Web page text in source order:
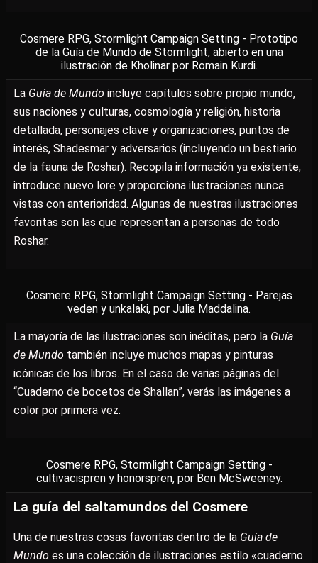
Cosmere RPG, Stormlight Campaign Setting - Prototipo
de la Guía de Mundo de Stormlight, abierto en una
ilustración de Kholinar por Romain Kurdi.
La Guía de Mundo incluye capítulos sobre propio mundo,
sus naciones y culturas, cosmología y religión, historia
detallada, personajes clave y organizaciones, puntos de
interés, Shadesmar y adversarios (incluyendo un bestiario
de la fauna de Roshar). Recopila información ya existente,
introduce nuevo lore y proporciona ilustraciones nunca
vistas con anterioridad. Algunas de nuestras ilustraciones
favoritas son las que representan a personas de todo
Roshar.
Cosmere RPG, Stormlight Campaign Setting - Parejas
veden y unkalaki, por Julia Maddalina.
La mayoría de las ilustraciones son inéditas, pero la Guía
de Mundo también incluye muchos mapas y pinturas
icónicas de los libros. En el caso de varias páginas del
“Cuaderno de bocetos de Shallan”, verás las imágenes a
color por primera vez.
Cosmere RPG, Stormlight Campaign Setting -
cultivacispren y honorspren, por Ben McSweeney.
La guía del saltamundos del Cosmere
Una de nuestras cosas favoritas dentro de la Guía de
Mundo es una colección de ilustraciones estilo «cuaderno